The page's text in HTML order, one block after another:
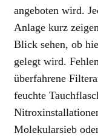
angeboten wird.
Anlage kurz
Blick sehen, ob
gelegt wird.
überfahrene
feuchte
Molekularsieb